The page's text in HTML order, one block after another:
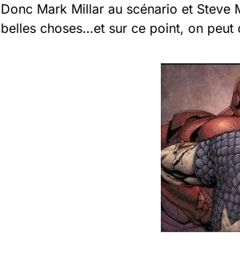
Donc Mark Millar au scénario et Steve
belles choses…et sur ce point, on peut